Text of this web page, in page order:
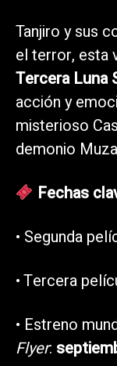
Tanjiro y sus
el terror, esta
Tercera Luna
acción y
misterioso
demonio
Fechas
• Segunda
• Tercera
• Estreno
Flyer: